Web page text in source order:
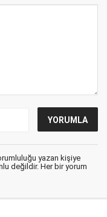
yazan kişiye
değildir. Her bir yorum